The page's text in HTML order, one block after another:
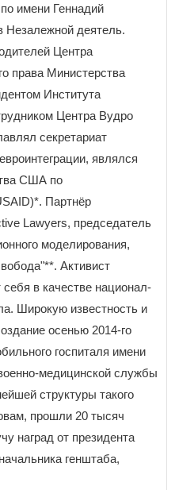
имени Геннадий
Незалежной деятель.
Центра
права Министерства
Института
Центра Вудро
секретариат
являлся
США по
Партнёр
Lawyers, председатель
моделирования,
Активист
в качестве национал-
Широкую известность и
осенью 2014-го
госпиталя имени
медицинской службы
структуры такого
прошли 20 тысяч
наград от президента
генштаба,